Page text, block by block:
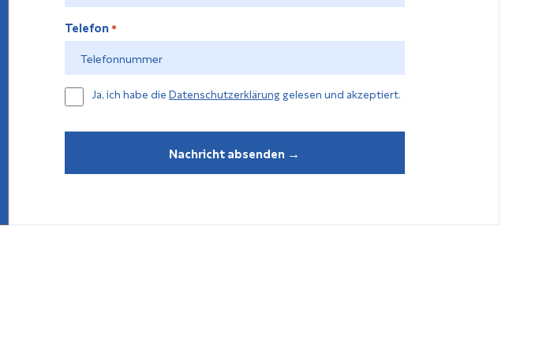
Telefon*
Datenschutzerkläung
*
Ja, ich habe dieDatenschutzerklärunggelesen und akzeptiert.
Nachricht absenden →